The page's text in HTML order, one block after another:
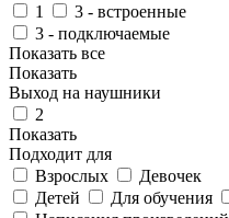
1
3 - встроенные
3 - подключаемые
Показать все
Показать
Выход на наушники
2
Показать
Подходит для
Взрослых
Девочек
Детей
Для обучения